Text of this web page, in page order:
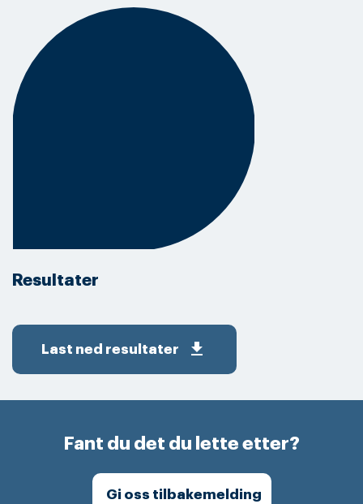
Resultater
Last ned resultater get_app
Fant du det du lette etter?
Gi oss tilbakemelding